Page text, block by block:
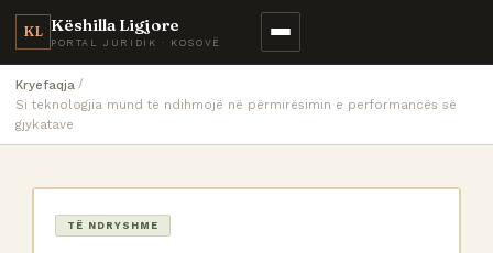
KL Këshilla Ligjore
PORTAL JURIDIK · KOSOVË
Kryefaqja
Si teknologjia mund të ndihmojë në përmirësimin e performancës së
gjykatave
TË NDRYSHME